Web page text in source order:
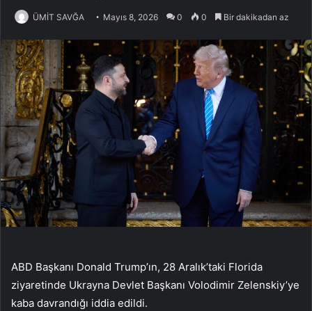
ÜMİT SAVĞA Mayıs 8, 2026 0 0 Bir dakikadan az
ABD Başkanı Donald Trump’ın, 28 Aralık’taki Florida
ziyaretinde Ukrayna Devlet Başkanı Volodimir Zelenskiy’ye
kaba davrandığı iddia edildi.